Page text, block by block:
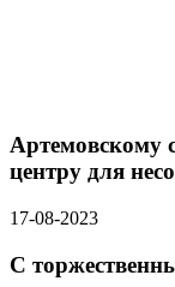
Артемовскому
центру для
17-08-2023
С